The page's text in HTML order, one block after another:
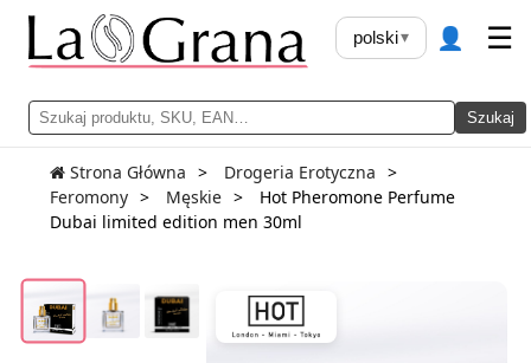
Szukaj
polski▾ 👤 ☰
Strona Główna
Drogeria Erotyczna
Feromony
Męskie
Hot Pheromone Perfume
Dubai limited edition men 30ml